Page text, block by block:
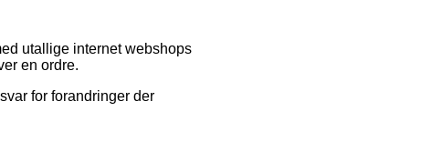
utallige internet webshops
en ordre.
for forandringer der